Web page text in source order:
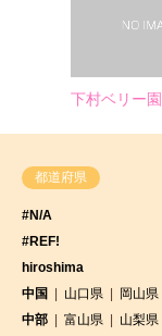
下村ベリー園
都道府県
#N/A
#REF!
hiroshima
中国
山口県 岡山県
中部
富山県 山梨県